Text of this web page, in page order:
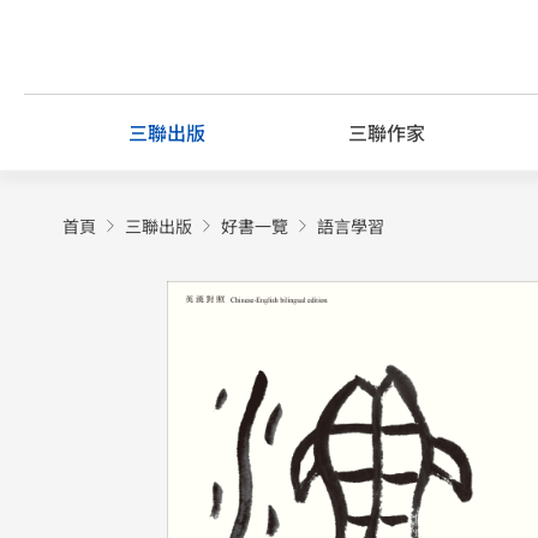
content
三聯出版 三聯作家
首頁 三聯出版 好書一覽 語言學習